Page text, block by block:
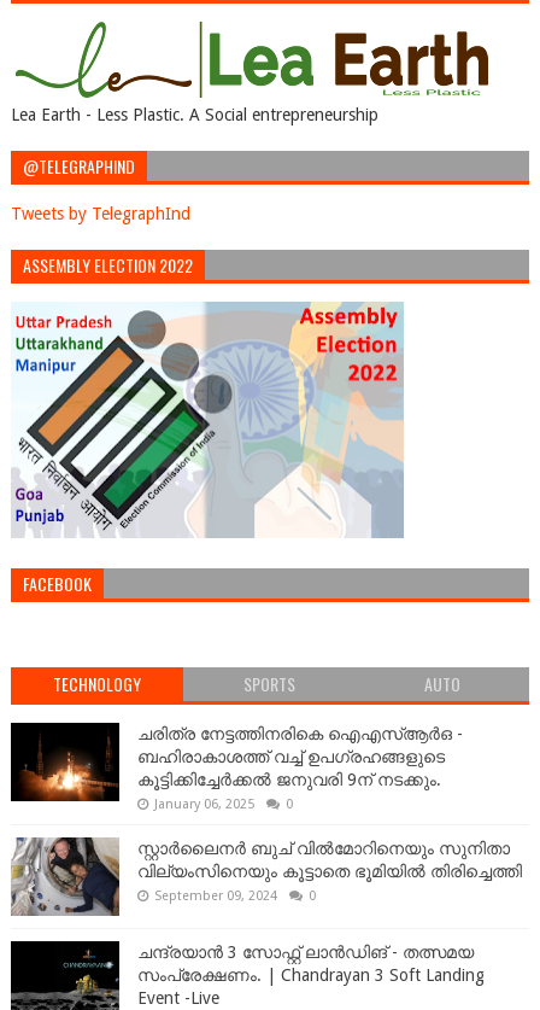
Lea Earth - Less Plastic. A Social entrepreneurship
@TELEGRAPHIND
Tweets by TelegraphInd
ASSEMBLY ELECTION 2022
FACEBOOK
TECHNOLOGY SPORTS AUTO
ചരിത്ര നേട്ടത്തിനരികെ ഐഎസ്ആർഒ -
ബഹിരാകാശത്ത് വച്ച് ഉപഗ്രഹങ്ങളുടെ
കൂട്ടിക്കിച്ചേർക്കൽ ജനുവരി 9ന് നടക്കും.
January 06, 2025 0
സ്റ്റാർലൈനർ ബുച് വിൽമോറിനെയും സുനിതാ
വില്യംസിനെയും കൂട്ടാതെ ഭൂമിയിൽ തിരിച്ചെത്തി
September 09, 2024 0
ചന്ദ്രയാൻ 3 സോഫ്റ്റ് ലാൻഡിങ് - തത്സമയ
സംപ്രേക്ഷണം. | Chandrayan 3 Soft Landing
Event -Live